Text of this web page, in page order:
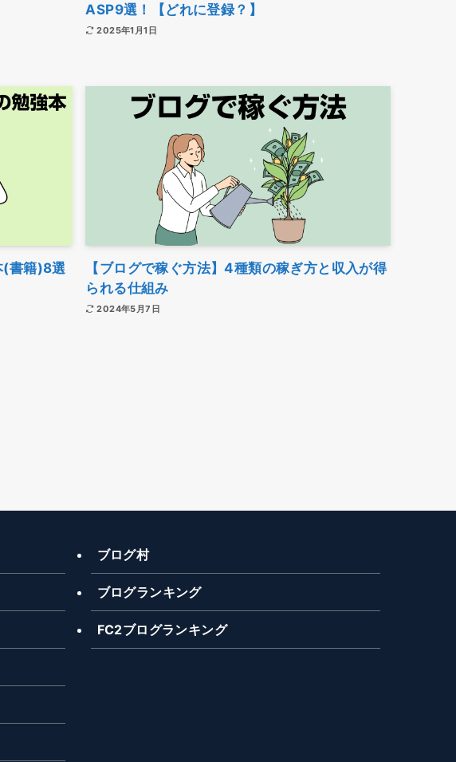
ASP9選！【どれに登録？】
2025年1月1日
(書籍)8選
【ブログで稼ぐ方法】4種類の稼ぎ方と収入が得
られる仕組み
2024年5月7日
ブログ村
ブログランキング
FC2ブログランキング